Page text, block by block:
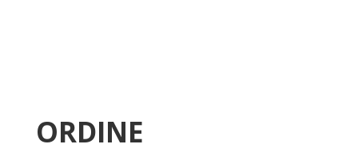
ORDINE